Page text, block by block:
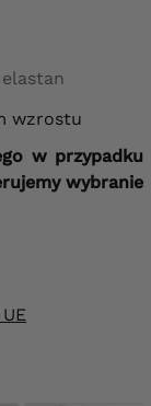
elastan
wzrostu
w przypadku
wybranie